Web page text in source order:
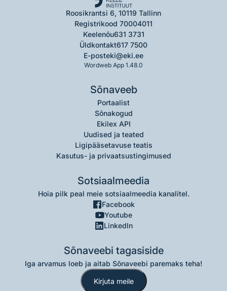
Roosikrantsi 6, 10119 Tallinn
Registrikood 70004011
Keelenõu631 3731
Üldkontakt617 7500
E-posteki@eki.ee
Wordweb App 1.48.0
Sõnaveeb
Portaalist
Sõnakogud
Ekilex API
Uudised ja teated
Ligipääsetavuse teatis
Kasutus- ja privaatsustingimused
Sotsiaalmeedia
Hoia pilk peal meie sotsiaalmeedia kanalitel.
Facebook
Youtube
LinkedIn
Sõnaveebi tagasiside
Iga arvamus loeb ja aitab Sõnaveebi paremaks teha!
Kirjuta meile